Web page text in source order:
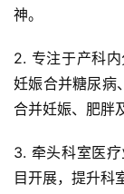
神。
2. 专注于产科
妊娠合并糖尿病
合并妊娠、肥胖
3. 牵头科室医
目开展，提升科